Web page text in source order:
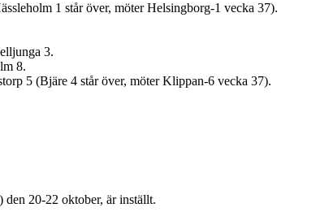
1 står över, möter Helsingborg-1 vecka 37).
3.
8.
5 (Bjäre 4 står över, möter Klippan-6 vecka 37).
20-22 oktober, är inställt.